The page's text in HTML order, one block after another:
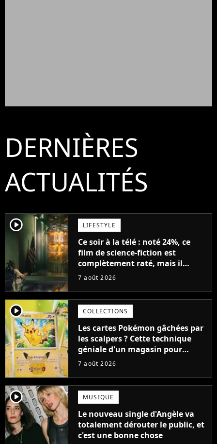
DERNIÈRES
ACTUALITÉS
player2 LIFESTYLE
Ce soir à la télé : noté 24%, ce
film de science-fiction est
complètement raté, mais il
aurait pu être encore pire à
7 août 2026
player2 COLLECTIONS
Les cartes Pokémon gâchées par
les scalpers ? Cette technique
géniale d'un magasin pour
ruiner les revendeurs
7 août 2026
player2 MUSIQUE
Le nouveau single d'Angèle va
totalement dérouter le public, et
c'est une bonne chose